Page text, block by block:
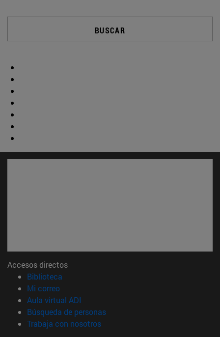
BUSCAR
Accesos directos
Biblioteca
Mi correo(abre en nueva ventana)
Aula virtual ADI
Búsqueda de personas(abre en nueva ventana)
Trabaja con nosotros(abre en nueva ventana)